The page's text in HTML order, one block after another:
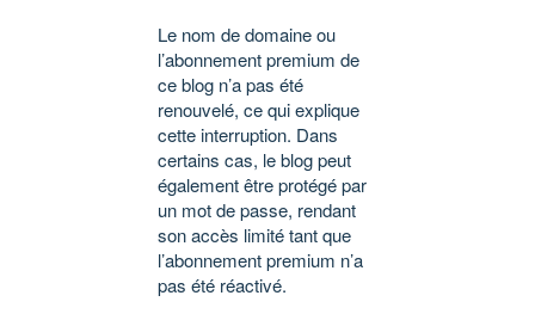
Le nom de domaine ou
l’abonnement premium de
ce blog n’a pas été
renouvelé, ce qui explique
cette interruption. Dans
certains cas, le blog peut
également être protégé par
un mot de passe, rendant
son accès limité tant que
l’abonnement premium n’a
pas été réactivé.